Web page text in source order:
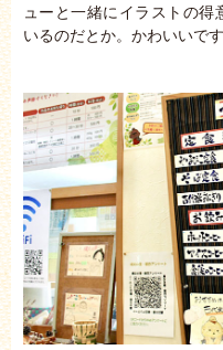
ューと一緒にイラストの得
いるのだとか。かわいいです